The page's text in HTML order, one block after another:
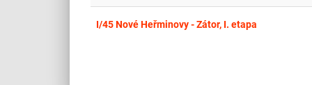
I/45 Nové Heřminovy - Zátor, I. etapa